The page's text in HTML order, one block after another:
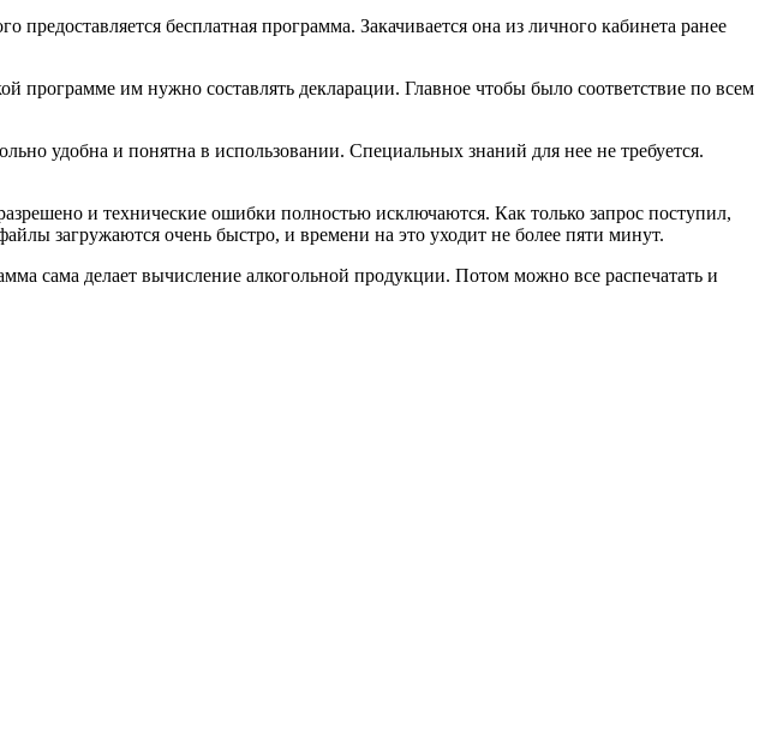
бесплатная программа. Закачивается она из личного кабинета ранее
им нужно составлять декларации. Главное чтобы было соответствие по всем
удобна и понятна в использовании. Специальных знаний для нее не требуется.
и технические ошибки полностью исключаются. Как только запрос поступил,
загружаются очень быстро, и времени на это уходит не более пяти минут.
сама делает вычисление алкогольной продукции. Потом можно все распечатать и